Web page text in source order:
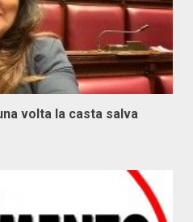
volta la casta salva